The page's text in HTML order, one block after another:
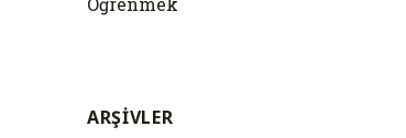
ARŞIVLER